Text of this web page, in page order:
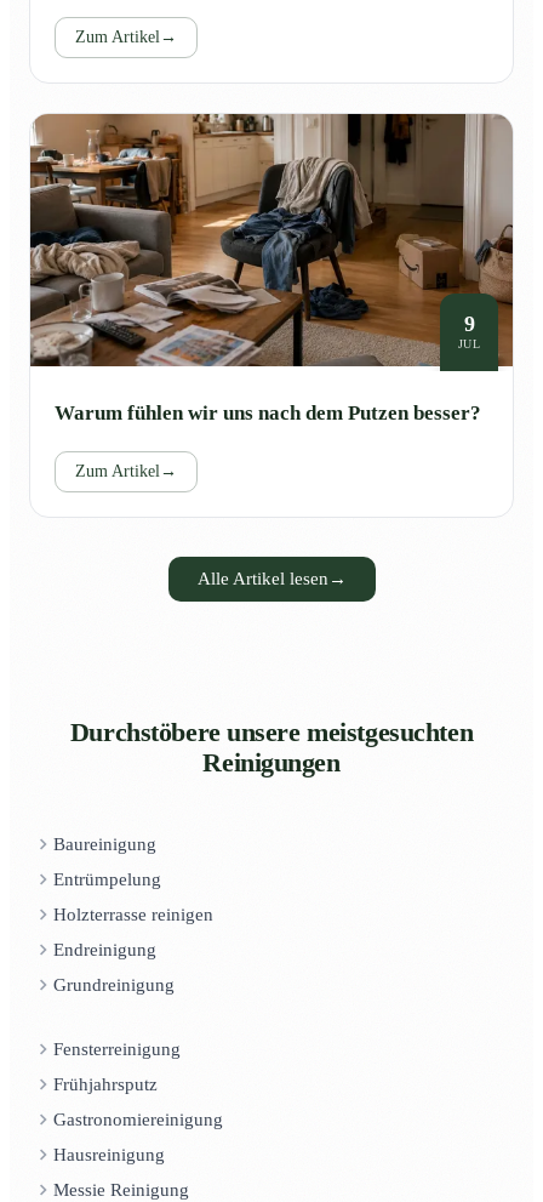
Zum Artikel →
9
JUL
Warum fühlen wir uns nach dem Putzen besser?
Zum Artikel →
Alle Artikel lesen →
Durchstöbere unsere meistgesuchten
Reinigungen
Baureinigung
Entrümpelung
Holzterrasse reinigen
Endreinigung
Grundreinigung
Fensterreinigung
Frühjahrsputz
Gastronomiereinigung
Hausreinigung
Messie Reinigung